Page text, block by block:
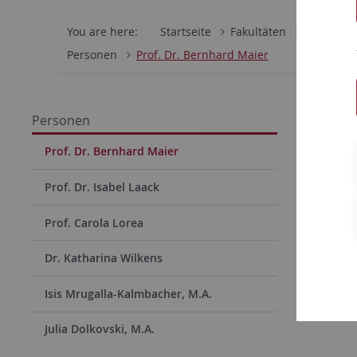
You are here: Startseite Fakultäten
Personen
Prof. Dr. Bernhard Maier
Personen
Prof. Dr. Bernhard Maier
Prof. Dr. Isabel Laack
Prof. Carola Lorea
Dr. Katharina Wilkens
Isis Mrugalla-Kalmbacher, M.A.
Julia Dolkovski, M.A.